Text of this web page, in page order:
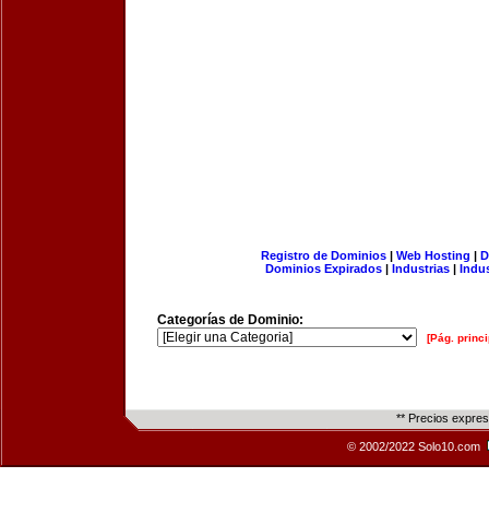
Registro de Dominios| Web Hosting |
Dominios Expirados | Industrias |
Categorías de Dominio:
[Pág.
** Precios
© 2002/2022 Solo10.com